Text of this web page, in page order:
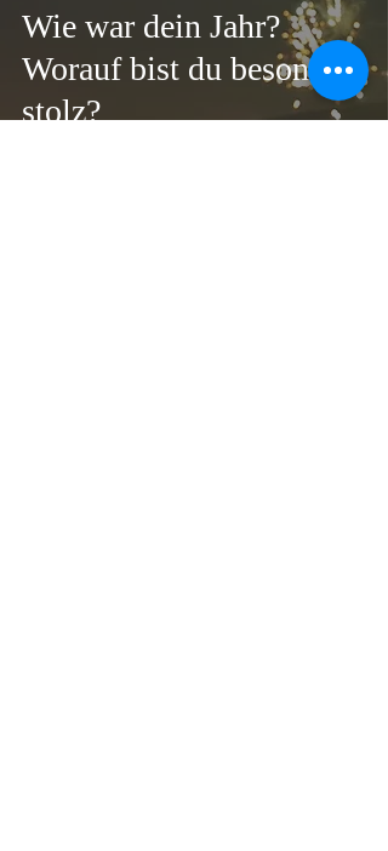
Wie war dein Jahr?
Worauf bist du besonders
stolz?